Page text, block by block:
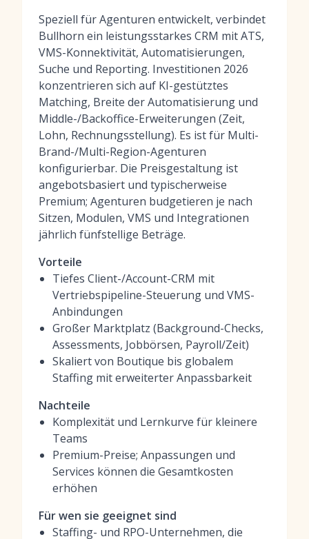
Speziell für Agenturen entwickelt, verbindet
Bullhorn ein leistungsstarkes CRM mit ATS,
VMS-Konnektivität, Automatisierungen,
Suche und Reporting. Investitionen 2026
konzentrieren sich auf KI-gestütztes
Matching, Breite der Automatisierung und
Middle-/Backoffice-Erweiterungen (Zeit,
Lohn, Rechnungsstellung). Es ist für Multi-
Brand-/Multi-Region-Agenturen
konfigurierbar. Die Preisgestaltung ist
angebotsbasiert und typischerweise
Premium; Agenturen budgetieren je nach
Sitzen, Modulen, VMS und Integrationen
jährlich fünfstellige Beträge.
Vorteile
Tiefes Client-/Account-CRM mit
Vertriebspipeline-Steuerung und VMS-
Anbindungen
Großer Marktplatz (Background-Checks,
Assessments, Jobbörsen, Payroll/Zeit)
Skaliert von Boutique bis globalem
Staffing mit erweiterter Anpassbarkeit
Nachteile
Komplexität und Lernkurve für kleinere
Teams
Premium-Preise; Anpassungen und
Services können die Gesamtkosten
erhöhen
Für wen sie geeignet sind
Staffing- und RPO-Unternehmen, die